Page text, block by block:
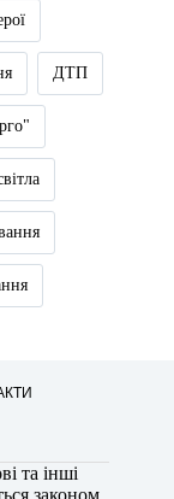
ДТП
та інші
законом